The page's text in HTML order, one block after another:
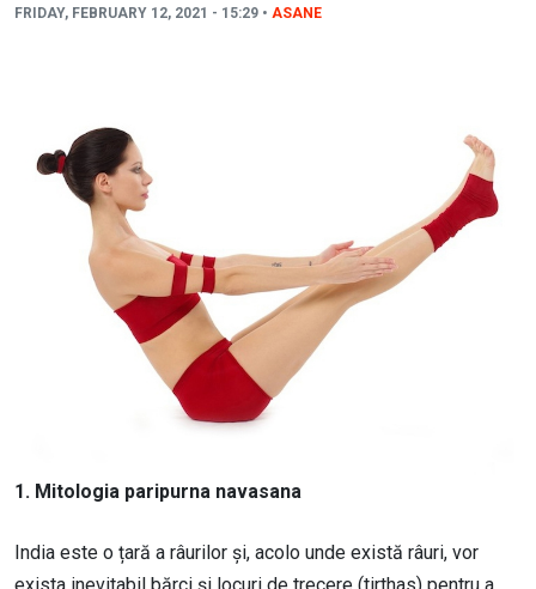
FRIDAY, FEBRUARY 12, 2021 - 15:29 • ASANE
1. Mitologia paripurna navasana
India este o țară a râurilor și, acolo unde există râuri, vor
exista inevitabil bărci și locuri de trecere (tirthas) pentru a